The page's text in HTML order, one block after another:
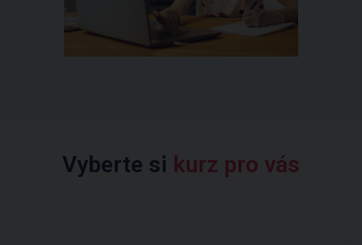
Vyberte si kurz pro vás